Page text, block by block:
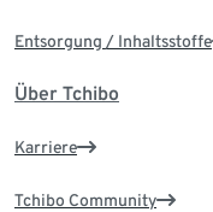
Entsorgung / Inhaltsstoffe
Über Tchibo
Karriere
Tchibo Community